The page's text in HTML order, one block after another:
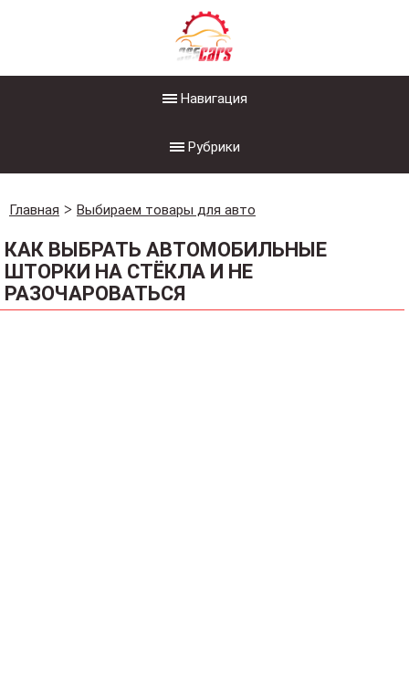
Навигация
Рубрики
Главная Выбираем товары для авто
КАК ВЫБРАТЬ АВТОМОБИЛЬНЫЕ
ШТОРКИ НА СТЁКЛА И НЕ
РАЗОЧАРОВАТЬСЯ